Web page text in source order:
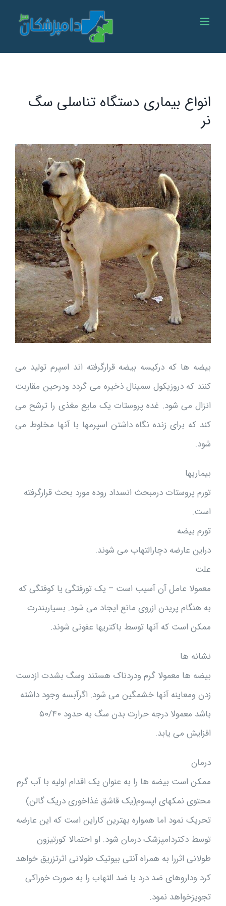
انواع بیماری دستگاه تناسلی سگ
نر
View
Larger
Image
بیضه ها که درکیسه بیضه قرارگرفته اند اسپرم تولید می
کنند که دروزیکول سمینال ذخیره می گردد ودرحین مقاربت
انزال می شود. غده پروستات یک مایع مغذی را ترشح می
کند که برای زنده نگاه داشتن اسپرمها با آنها مخلوط می
شود.
بیماریها
تورم پروستات درمبحث انسداد روده مورد بحث قرارگرفته
است.
تورم بیضه
دراین عارضه دچارالتهاب می شوند.
علت
معمولا عامل آن آسیب است – یک تورفتگی یا کوفتگی که
به هنگام پریدن ازروی مانع ایجاد می شود. بسیاربندرت
ممکن است که آنها توسط باکتریها عفونی شوند.
نشانه ها
بیضه ها معمولا گرم ودردناک هستند وسگ بشدت ازدست
زدن ومعاینه آنها خشمگین می شود. اگرآبسه وجود داشته
باشد معمولا درجه حرارت بدن سگ به حدود ۵۰/۴۰
افزایش می یابد.
درمان
ممکن است بیضه ها را به عنوان یک اقدام اولیه با آب گرم
محتوی نمکهای اپسوم(یک قاشق غذاخوری دریک گالن)
تحریک نمود اما همواره بهترین کاراین است که این عارضه
توسط دکتردامپزشک درمان شود. او احتمالا کورتیزون
طولانی اثررا به همراه آنتی بیوتیک طولانی اثرتزریق خواهد
کرد وداروهای ضد درد یا ضد التهاب را به صورت خوراکی
تجویزخواهد نمود.